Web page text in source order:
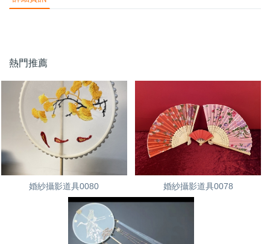
熱門推薦
婚紗攝影道具0080 婚紗攝影道具0078